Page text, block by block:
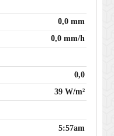
0,0 mm
0,0 mm/h
0,0
39 W/m²
5:57am